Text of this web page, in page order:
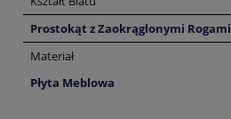
Prostokąt z Zaokrąglonymi Rogami
Materiał
Płyta Meblowa